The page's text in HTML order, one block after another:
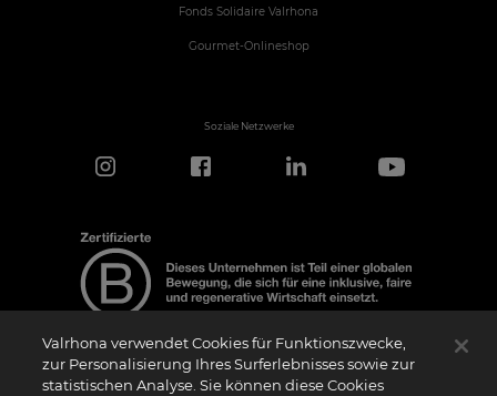
Fonds Solidaire Valrhona
Gourmet-Onlineshop
Soziale Netzwerke
Hinweis zur Zertifizierung
Valrhona verwendet Cookies für Funktionszwecke,
zur Personalisierung Ihres Surferlebnisses sowie zur
statistischen Analyse. Sie können diese Cookies